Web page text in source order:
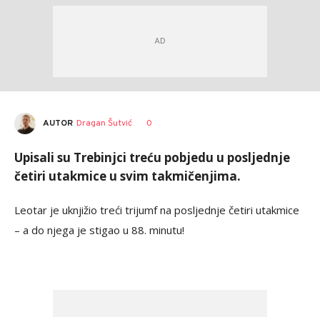
AUTOR Dragan Šutvić 0
Upisali su Trebinjci treću pobjedu u posljednje
četiri utakmice u svim takmičenjima.
Leotar je uknjižio treći trijumf na posljednje četiri utakmice
– a do njega je stigao u 88. minutu!